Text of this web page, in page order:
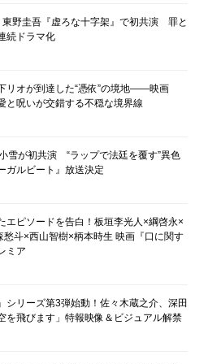
東野圭吾『虚ろな十字架』で初共演 罪と
続ドラマ化
リオが到達した“憑依”の境地――映画
と呪いが交錯する不穏な境界線
雪が初共演 “ラップで法廷を覆す”異色
ガルビート』放送決定
エピソードを告白！板垣李光人×綱啓永×
愁斗×西山智樹×柄本時生 映画『口に関す
ミア
シリーズ第3弾始動！佐々木蔵之介、深田
を飛びます」特報映像＆ビジュアル解禁